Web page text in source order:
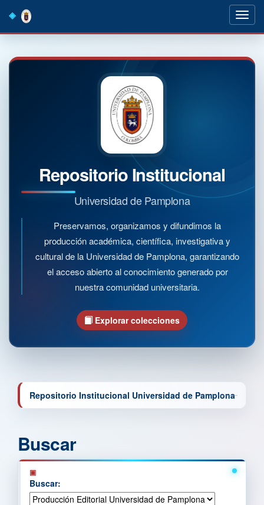
navigation
Repositorio Institucional
Universidad de Pamplona
Preservamos, organizamos y difundimos la
producción académica, científica, investigativa y
cultural de la Universidad de Pamplona, garantizando
el acceso abierto al conocimiento generado por
nuestra comunidad universitaria.
Explorar colecciones
Repositorio Institucional Universidad de Pamplona
Buscar
Buscar: